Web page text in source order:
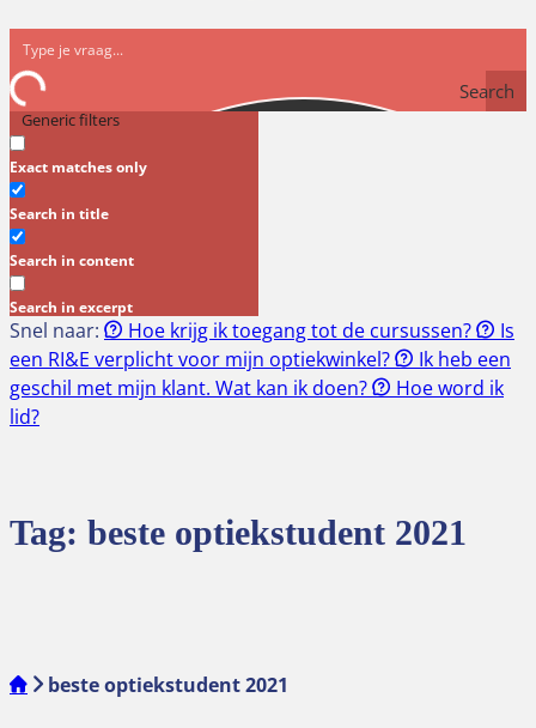
Search
Generic filters
Exact matches only
Search in title
Search in content
Search in excerpt
Snel naar: Hoe krijg ik toegang tot de cursussen?
Is
een RI&E verplicht voor mijn optiekwinkel?
Ik heb een
geschil met mijn klant. Wat kan ik doen?
Hoe word ik
lid?
Tag: beste optiekstudent 2021
beste optiekstudent 2021